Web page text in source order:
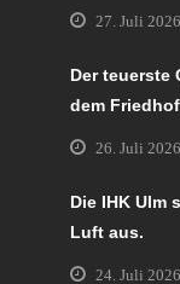
27. Juli 2026
Der teuerste
dem Friedhof
26. Juli 2026
Die IHK Ulm
Luft aus.
24. Juli 2026